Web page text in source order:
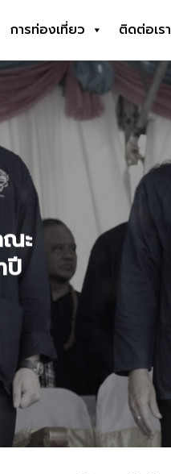
การท่องเที่ยว
ติดต่อเรา
ณะ
ปี